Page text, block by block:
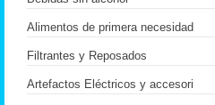
Alimentos de primera necesidad
Filtrantes y Reposados
Artefactos Eléctricos y accesori